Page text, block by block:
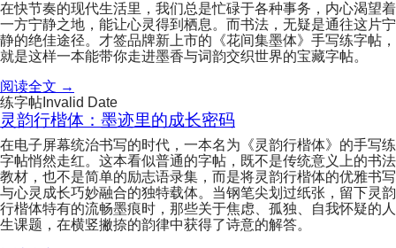
在快节奏的现代生活里，我们总是忙碌于各种事务，内心渴望着
一方宁静之地，能让心灵得到栖息。而书法，无疑是通往这片宁
静的绝佳途径。才签品牌新上市的《花间集墨体》手写练字帖，
就是这样一本能带你走进墨香与词韵交织世界的宝藏字帖。
阅读全文 →
练字帖 Invalid Date
灵韵行楷体：墨迹里的成长密码
在电子屏幕统治书写的时代，一本名为《灵韵行楷体》的手写练
字帖悄然走红。这本看似普通的字帖，既不是传统意义上的书法
教材，也不是简单的励志语录集，而是将灵韵行楷体的优雅书写
与心灵成长巧妙融合的独特载体。当钢笔尖划过纸张，留下灵韵
行楷体特有的流畅墨痕时，那些关于焦虑、孤独、自我怀疑的人
生课题，在横竖撇捺的韵律中获得了诗意的解答。